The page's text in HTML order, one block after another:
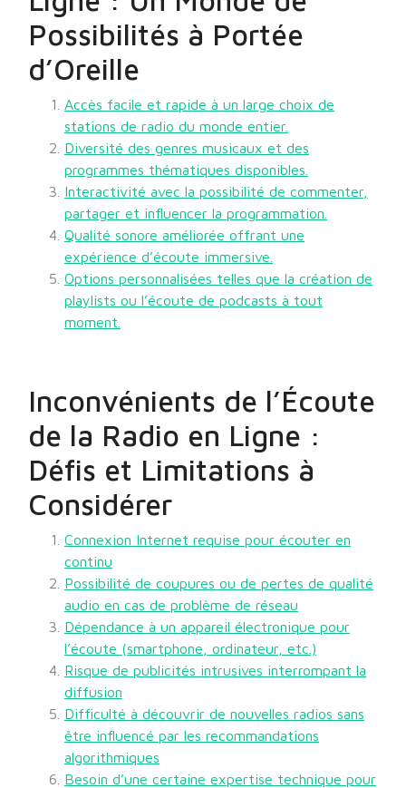
Possibilités à Portée
d’Oreille
Accès facile et rapide à un large choix de
stations de radio du monde entier.
Diversité des genres musicaux et des
programmes thématiques disponibles.
Interactivité avec la possibilité de commenter,
partager et influencer la programmation.
Qualité sonore améliorée offrant une
expérience d’écoute immersive.
Options personnalisées telles que la création de
playlists ou l’écoute de podcasts à tout
moment.
Inconvénients de l’Écoute
de la Radio en Ligne :
Défis et Limitations à
Considérer
Connexion Internet requise pour écouter en
continu
Possibilité de coupures ou de pertes de qualité
audio en cas de problème de réseau
Dépendance à un appareil électronique pour
l’écoute (smartphone, ordinateur, etc.)
Risque de publicités intrusives interrompant la
diffusion
Difficulté à découvrir de nouvelles radios sans
être influencé par les recommandations
algorithmiques
Besoin d’une certaine expertise technique pour